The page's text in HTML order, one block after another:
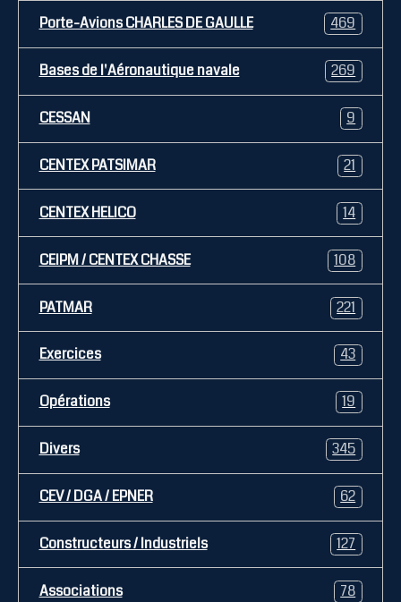
Porte-Avions CHARLES DE GAULLE 469
Bases de l'Aéronautique navale 269
CESSAN 9
CENTEX PATSIMAR 21
CENTEX HELICO 14
CEIPM / CENTEX CHASSE 108
PATMAR 221
Exercices 43
Opérations 19
Divers 345
CEV / DGA / EPNER 62
Constructeurs / Industriels 127
Associations 78